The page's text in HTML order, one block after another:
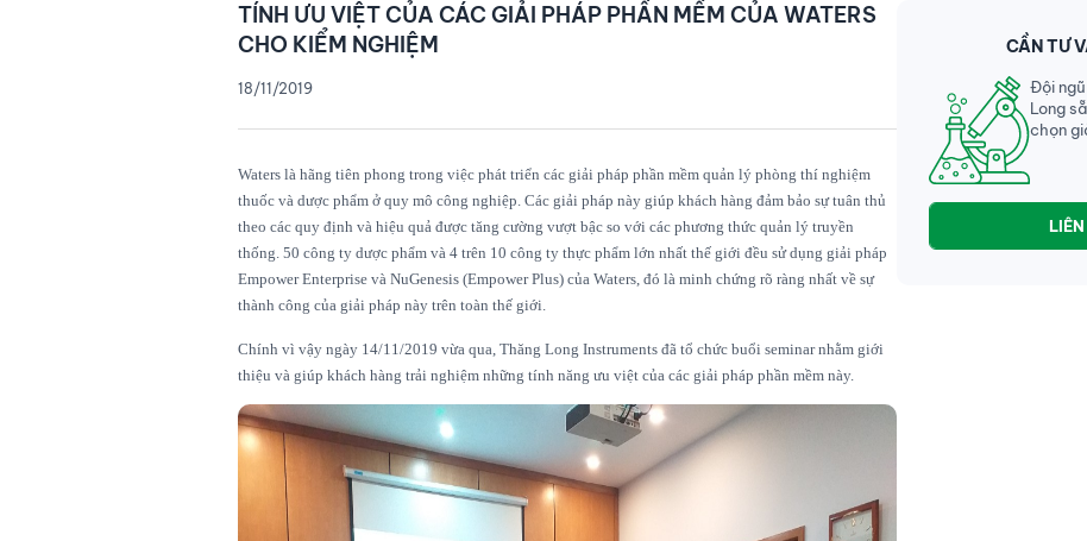
TÍNH ƯU VIỆT CỦA CÁC GIẢI PHÁP PHẦN MỀM CỦA WATERS
CHO KIỂM NGHIỆM
18/11/2019
Waters là hãng tiên phong trong việc phát triển các giải pháp phần mềm quản lý phòng thí nghiệm
thuốc và dược phẩm ở quy mô công nghiệp. Các giải pháp này giúp khách hàng đảm bảo sự tuân thủ
theo các quy định và hiệu quả được tăng cường vượt bậc so với các phương thức quản lý truyền
thống. 50 công ty dược phẩm và 4 trên 10 công ty thực phẩm lớn nhất thế giới đều sử dụng giải pháp
Empower Enterprise và NuGenesis (Empower Plus) của Waters, đó là minh chứng rõ ràng nhất về sự
thành công của giải pháp này trên toàn thế giới.
Chính vì vậy ngày 14/11/2019 vừa qua, Thăng Long Instruments đã tổ chức buổi seminar nhằm giới
thiệu và giúp khách hàng trải nghiệm những tính năng ưu việt của các giải pháp phần mềm này.
CẦN TƯ
Đội
Long
chọn